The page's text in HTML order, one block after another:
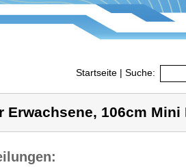
Startseite | Suche:
106cm Mini